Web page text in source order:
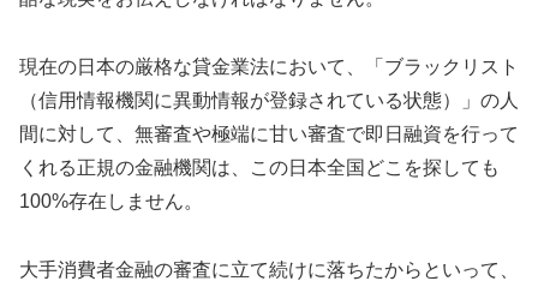
現在の日本の厳格な貸金業法において、「ブラックリスト
（信用情報機関に異動情報が登録されている状態）」の人
間に対して、無審査や極端に甘い審査で即日融資を行って
くれる正規の金融機関は、この日本全国どこを探しても
100%存在しません。
大手消費者金融の審査に立て続けに落ちたからといって、